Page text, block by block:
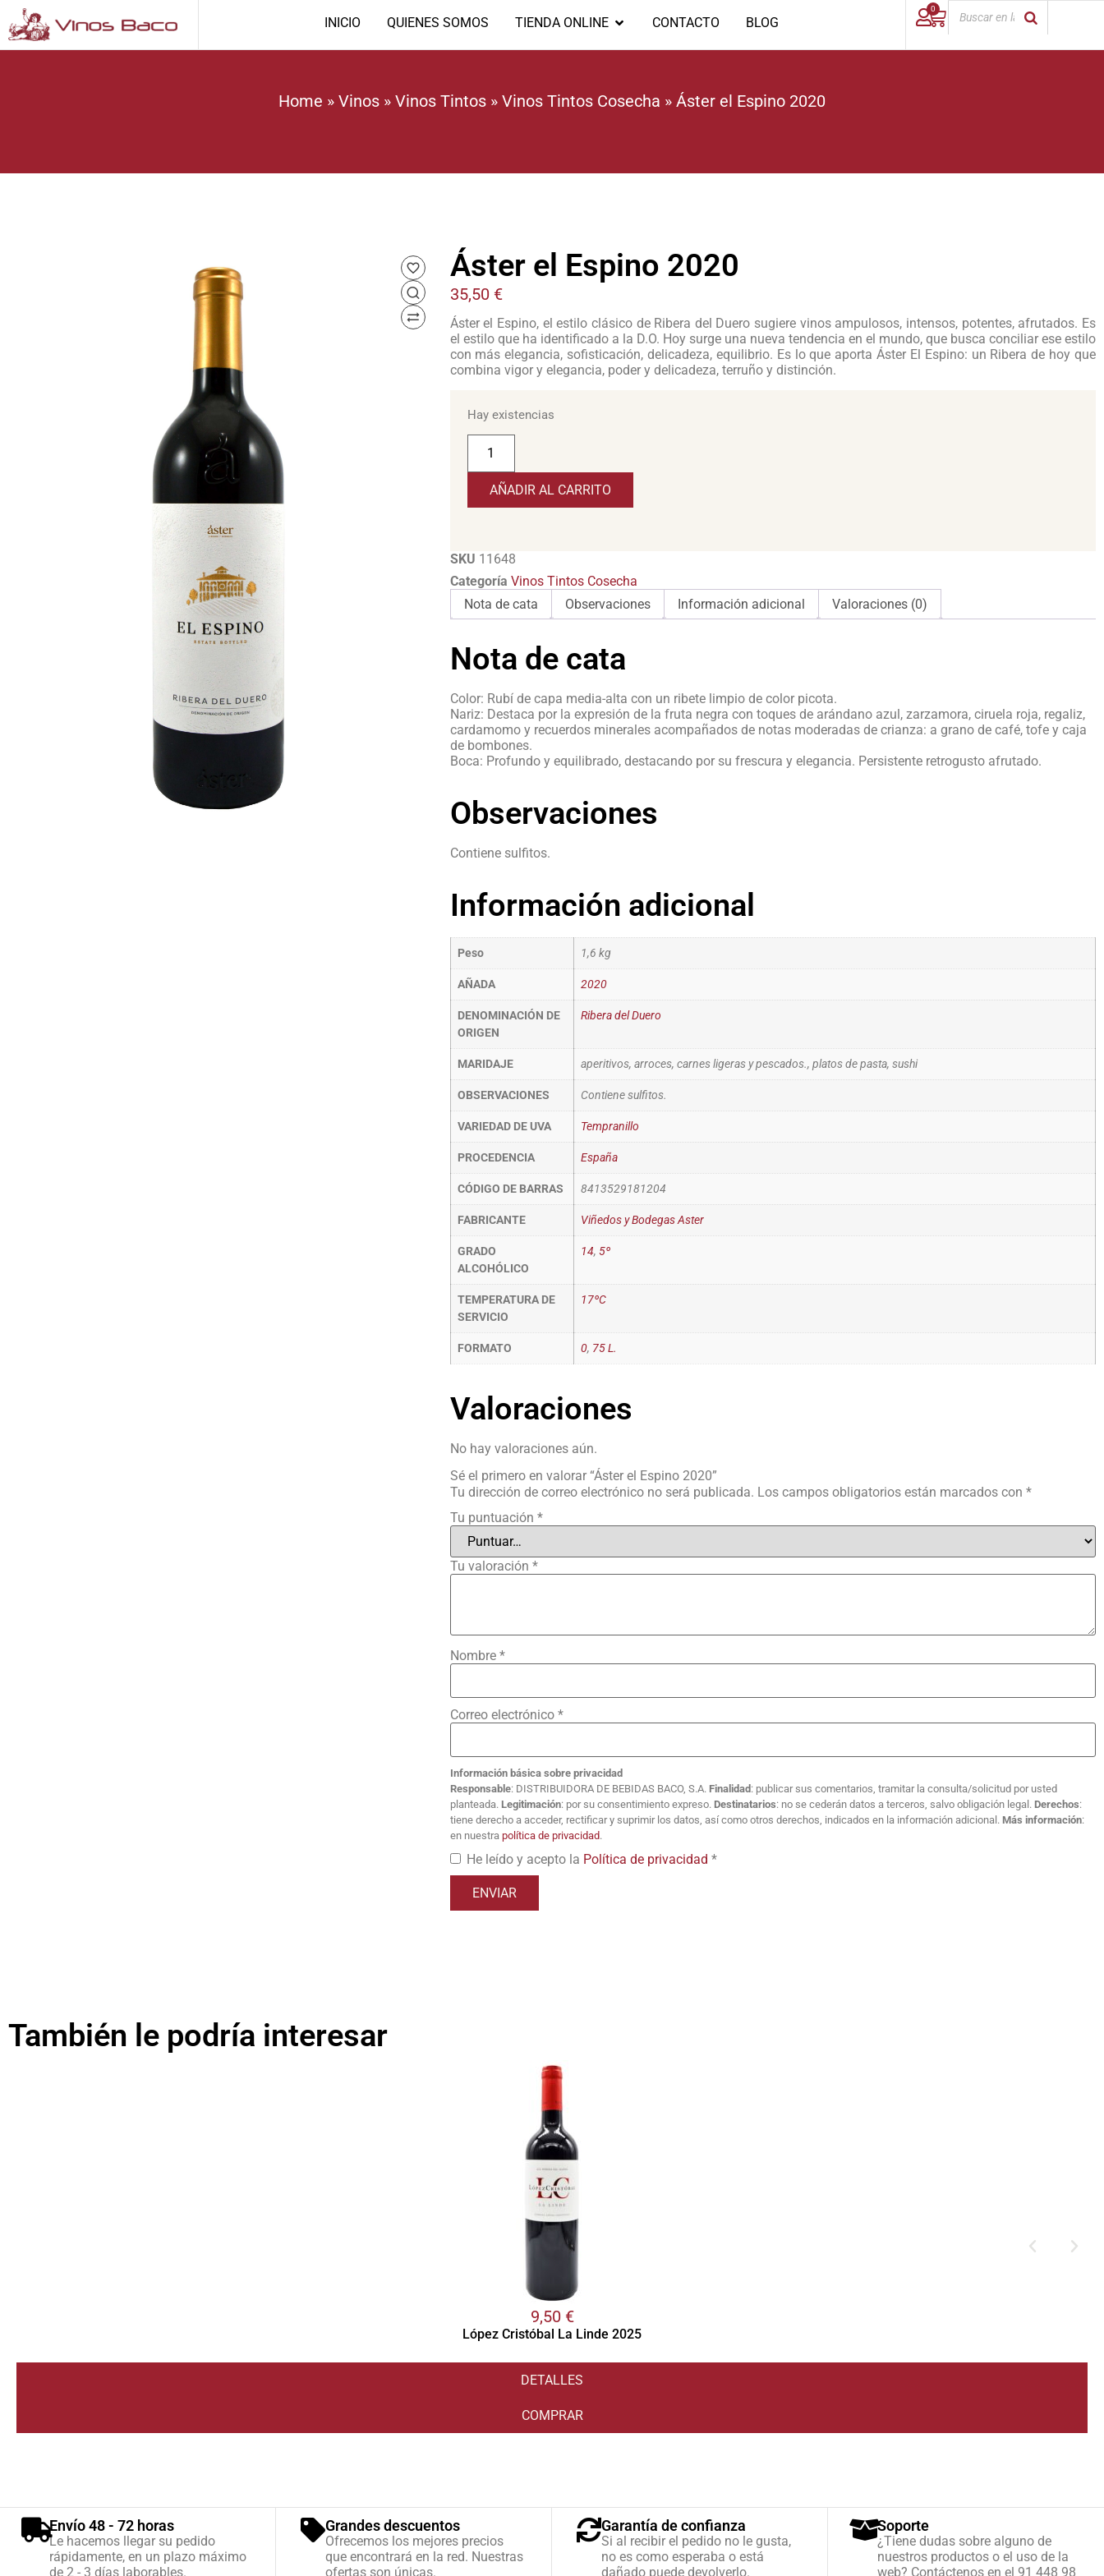
INICIO QUIENES SOMOS TIENDA ONLINE CONTACTO BLOG
0
Home » Vinos » Vinos Tintos » Vinos Tintos Cosecha » Áster el Espino 2020
Áster el Espino 2020
35,50 €
Áster el Espino, el estilo clásico de Ribera del Duero sugiere vinos ampulosos, intensos, potentes, afrutados. Es
el estilo que ha identificado a la D.O. Hoy surge una nueva tendencia en el mundo, que busca conciliar ese estilo
con más elegancia, sofisticación, delicadeza, equilibrio. Es lo que aporta Áster El Espino: un Ribera de hoy que
combina vigor y elegancia, poder y delicadeza, terruño y distinción.
Hay existencias
AÑADIR AL CARRITO
SKU 11648
Categoría Vinos Tintos Cosecha
Nota de cata
Observaciones Información adicional Valoraciones (0)
Nota de cata
Color: Rubí de capa media-alta con un ribete limpio de color picota.
Nariz: Destaca por la expresión de la fruta negra con toques de arándano azul, zarzamora, ciruela roja, regaliz,
cardamomo y recuerdos minerales acompañados de notas moderadas de crianza: a grano de café, tofe y caja
de bombones.
Boca: Profundo y equilibrado, destacando por su frescura y elegancia. Persistente retrogusto afrutado.
Observaciones
Contiene sulfitos.
Información adicional
Peso 1,6 kg
AÑADA 2020
DENOMINACIÓN DE
ORIGEN
Ribera del Duero
MARIDAJE aperitivos, arroces, carnes ligeras y pescados., platos de pasta, sushi
OBSERVACIONES Contiene sulfitos.
VARIEDAD DE UVA Tempranillo
PROCEDENCIA España
CÓDIGO DE BARRAS 8413529181204
FABRICANTE Viñedos y Bodegas Aster
GRADO
ALCOHÓLICO
14, 5º
TEMPERATURA DE
SERVICIO
17ºC
FORMATO 0, 75 L.
Valoraciones
No hay valoraciones aún.
Sé el primero en valorar “Áster el Espino 2020”
Tu dirección de correo electrónico no será publicada. Los campos obligatorios están marcados con *
Tu puntuación *
Tu valoración *
Nombre *
Correo electrónico *
Información básica sobre privacidad
Responsable: DISTRIBUIDORA DE BEBIDAS BACO, S.A. Finalidad : publicar sus comentarios, tramitar la consulta/solicitud por usted
planteada. Legitimación: por su consentimiento expreso. Destinatarios: no se cederán datos a terceros, salvo obligación legal. Derechos:
tiene derecho a acceder, rectificar y suprimir los datos, así como otros derechos, indicados en la información adicional. Más información:
en nuestra política de privacidad.
He leído y acepto la Política de privacidad *
También le podría interesar
9,50 €
López Cristóbal La Linde 2025
DETALLES
COMPRAR
Envío 48 - 72 horas
Le hacemos llegar su pedido
rápidamente, en un plazo máximo
de 2 - 3 días laborables.
Grandes descuentos
Ofrecemos los mejores precios
que encontrará en la red. Nuestras
ofertas son únicas.
Garantía de confianza
Si al recibir el pedido no le gusta,
no es como esperaba o está
dañado puede devolverlo.
Soporte
¿Tiene dudas sobre alguno de
nuestros productos o el uso de la
web? Contáctenos en el 91 448 98